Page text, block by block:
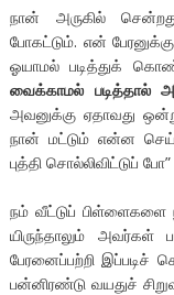
நான் அருகில்
போகட்டும். என்
ஓயாமல் படித்துக்
வைக்காமல் படித்தால்
அவனுக்கு ஏதாவது
நான் மட்டும் என்ன
புத்தி சொல்லிவிட்டுப்
நம் வீட்டுப் பிள்ளைகளை
யிருந்தாலும்
பேரனைப்பற்றி
பன்னிரண்டு வயதுச்